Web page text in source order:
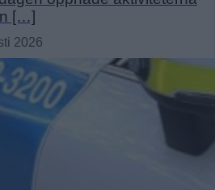
[…]
2026